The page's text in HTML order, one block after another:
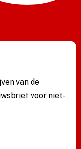
van de
voor niet-